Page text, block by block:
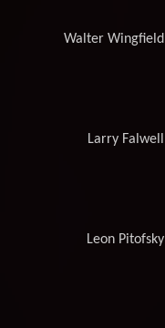
Walter Wingfield
Larry Falwell
Leon Pitofsky